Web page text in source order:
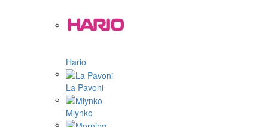
Hario
La Pavoni
Mlynko